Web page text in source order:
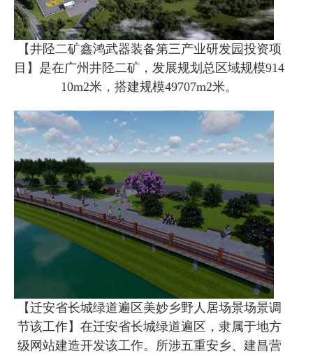
【井陉二矿鑫鸿武器装备第三产业研发园投资项
目】是在广州井陉二矿，发展规划总区域规模914
10m2米，搭建规模49707m2米。
【迁安省长城绿道遍区美妙乡野人居场景场景调
节该工作】在迁安省长城绿道遍区，隶属于地方
级网站建造开发该工作。所涉五重安乡、建昌营